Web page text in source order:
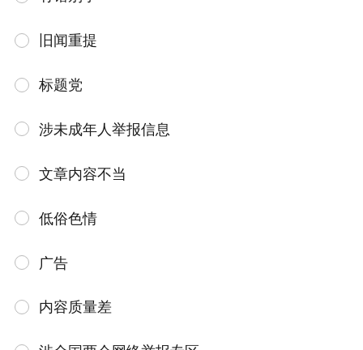
旧闻重提
标题党
涉未成年人举报信息
文章内容不当
低俗色情
广告
内容质量差